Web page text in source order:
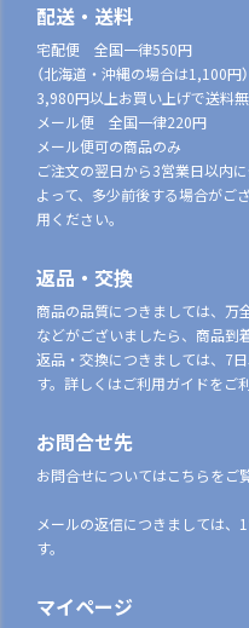
配送・送料
宅配便 全国一律550円
（北海道・沖縄の場合は1,100円）
3,980円以上お買い上げで送料
メール便 全国一律220円
メール便可の商品のみ
ご注文の翌日から3営業日以内
よって、多少前後する場合がご
用ください。
返品・交換
商品の品質につきましては、万
などがございましたら、商品到
返品・交換につきましては、7
す。詳しくはご利用ガイドをご
お問合せ先
お問合せについてはこちらをご
メールの返信につきましては、
す。
マイページ